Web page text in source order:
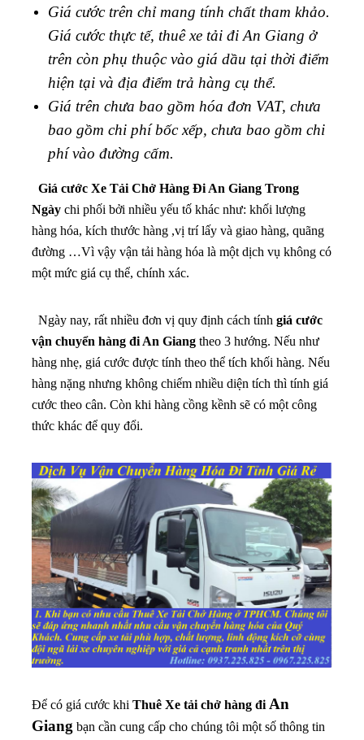
Giá cước trên chỉ mang tính chất tham khảo.
Giá cước thực tế, thuê xe tải đi An Giang ở
trên còn phụ thuộc vào giá dầu tại thời điểm
hiện tại và địa điểm trả hàng cụ thể.
Giá trên chưa bao gồm hóa đơn VAT, chưa
bao gồm chi phí bốc xếp, chưa bao gồm chi
phí vào đường cấm.
Giá cước Xe Tải Chở Hàng Đi An Giang Trong
Ngày chi phối bởi nhiều yếu tố khác như: khối lượng
hàng hóa, kích thước hàng ,vị trí lấy và giao hàng, quãng
đường …Vì vậy vận tải hàng hóa là một dịch vụ không có
một mức giá cụ thể, chính xác.
Ngày nay, rất nhiều đơn vị quy định cách tính giá cước
vận chuyển hàng đi An Giang theo 3 hướng. Nếu như
hàng nhẹ, giá cước được tính theo thể tích khối hàng. Nếu
hàng nặng nhưng không chiếm nhiều diện tích thì tính giá
cước theo cân. Còn khi hàng cồng kềnh sẽ có một công
thức khác để quy đổi.
Để có giá cước khi Thuê Xe tải chở hàng đi An
Giang bạn cần cung cấp cho chúng tôi một số thông tin